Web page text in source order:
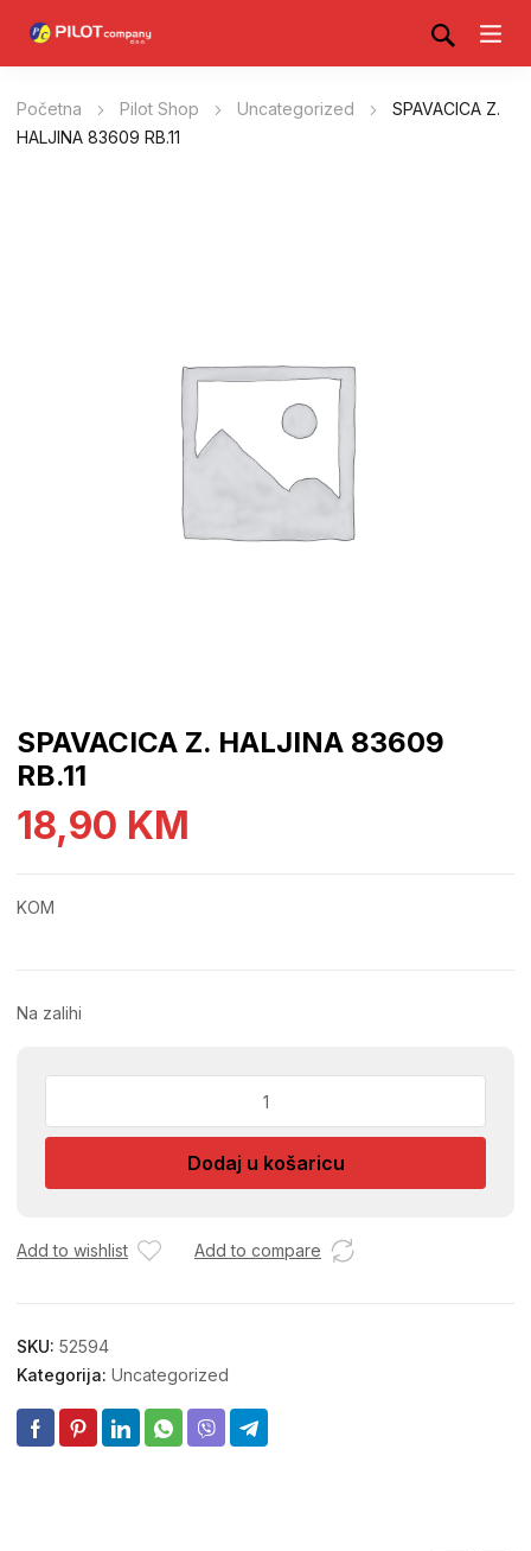
Početna Pilot Shop Uncategorized
SPAVACICA Z.
HALJINA 83609 RB.11
SPAVACICA Z. HALJINA 83609
RB.11
18,90 KM
KOM
Na zalihi
HALJINA
RB.11
Dodaj u košaricu
Add to wishlist Add to compare
SKU: 52594
Kategorija: Uncategorized